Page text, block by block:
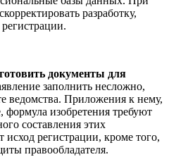
разработку,
документы для
заполнить несложно,
ведомства. Приложения к нему,
формула изобретения требуют
составления этих
исход регистрации, кроме того,
правообладателя.